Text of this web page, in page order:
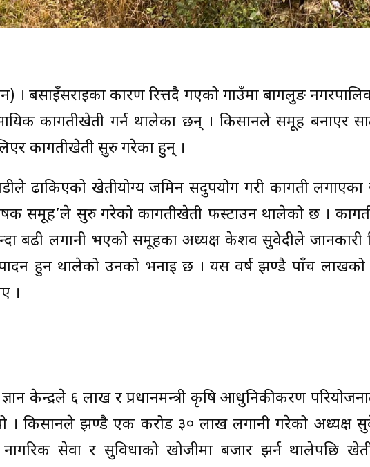
। बसाइँसराइका कारण रित्तिँदै गएको गाउँमा बागलुङ
कागतीखेती गर्न थालेका छन् । किसानले समूह बनाएर
कागतीखेती सुरु गरेका हुन् ।
ढाकिएको खेतीयोग्य जमिन सदुपयोग गरी कागती लगाएका
समूह’ले सुरु गरेको कागतीखेती फस्टाउन थालेको छ ।
बढी लगानी भएको समूहका अध्यक्ष केशव सुवेदीले जानकारी
हुन थालेको उनको भनाइ छ । यस वर्ष झण्डै पाँच लाखको
।
केन्द्रले ६ लाख र प्रधानमन्त्री कृषि आधुनिकीकरण
। किसानले झण्डै एक करोड ३० लाख लगानी गरेको अध्यक्ष
सेवा र सुविधाको खोजीमा बजार झर्न थालेपछि